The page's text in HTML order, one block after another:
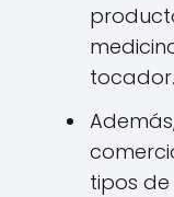
tocador.
tipos